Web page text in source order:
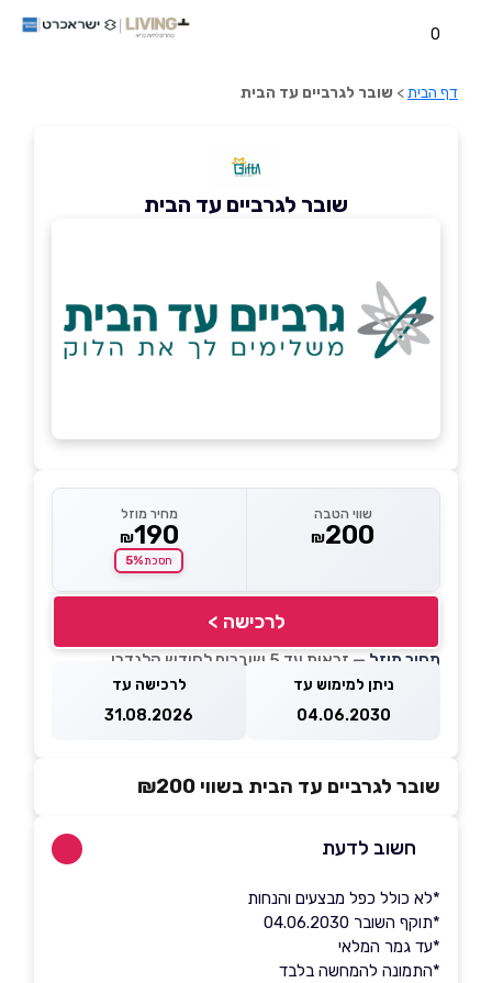
0
דף הבית> שובר לגרביים עד הבית
שובר לגרביים עד הבית
שווי הטבה
₪200
מחיר מוזל
₪190
חסכת5%
לרכישה >
מחיר מוזל — זכאות עד 5 שוברים לחודש קלנדרי
ניתן למימוש עד
04.06.2030
לרכישה עד
31.08.2026
שובר לגרביים עד הבית בשווי ₪200
חשוב לדעת
*לא כולל כפל מבצעים והנחות
*תוקף השובר 04.06.2030
*עד גמר המלאי
*התמונה להמחשה בלבד